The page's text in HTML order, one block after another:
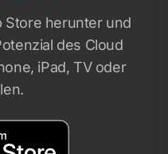
Store herunter und
des Cloud
iPad, TV oder